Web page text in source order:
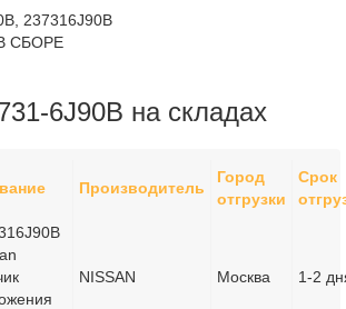
237316J90B
СБОРЕ
6J90B на складах
Производитель
Город
отгрузки
Срок
NISSAN Москва 1-2